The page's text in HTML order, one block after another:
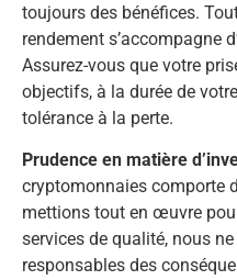
toujours des bénéfices.
rendement s’accompagne
Assurez-vous que votre
objectifs, à la durée de
tolérance à la perte.
Prudence en matière
cryptomonnaies comporte
mettions tout en œuvre
services de qualité, nous
responsables des